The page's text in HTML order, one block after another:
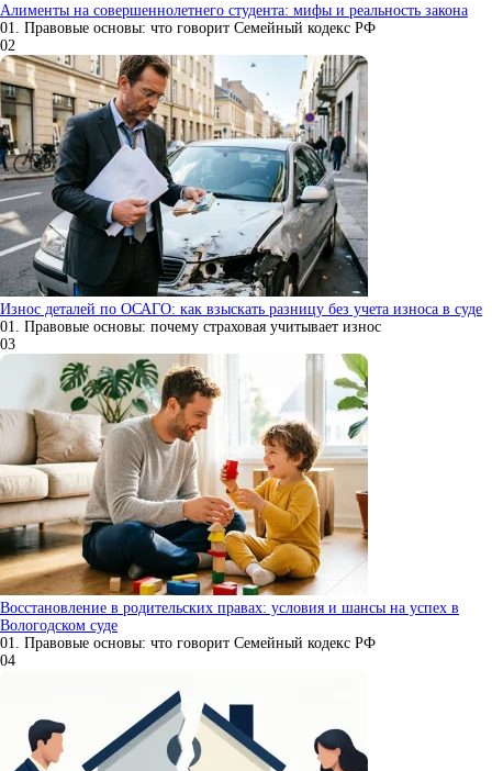
Алименты на совершеннолетнего студента: мифы и реальность закона
01. Правовые основы: что говорит Семейный кодекс РФ
02
Износ деталей по ОСАГО: как взыскать разницу без учета износа в суде
01. Правовые основы: почему страховая учитывает износ
03
Восстановление в родительских правах: условия и шансы на успех в
Вологодском суде
01. Правовые основы: что говорит Семейный кодекс РФ
04